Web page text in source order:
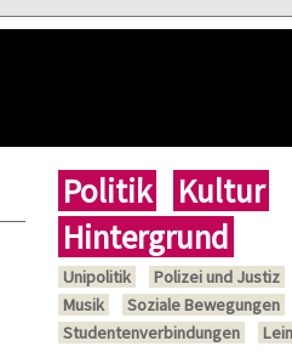
Politik
Kultur
Hintergrund
Unipolitik Polizei und Justiz
Musik
Soziale Bewegungen
Studentenverbindungen